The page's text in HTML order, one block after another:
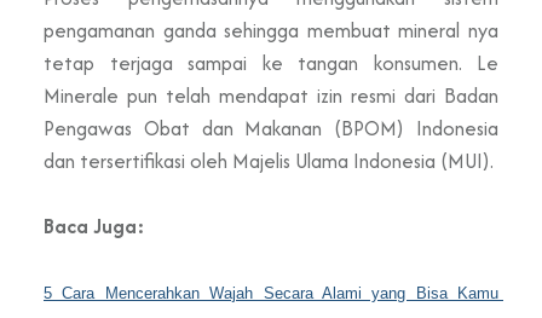
pengamanan ganda sehingga membuat mineral nya
tetap terjaga sampai ke tangan konsumen. Le
Minerale pun telah mendapat izin resmi dari Badan
Pengawas Obat dan Makanan (BPOM) Indonesia
dan tersertifikasi oleh Majelis Ulama Indonesia (MUI).
Baca Juga:
5 Cara Mencerahkan Wajah Secara Alami yang Bisa Kamu